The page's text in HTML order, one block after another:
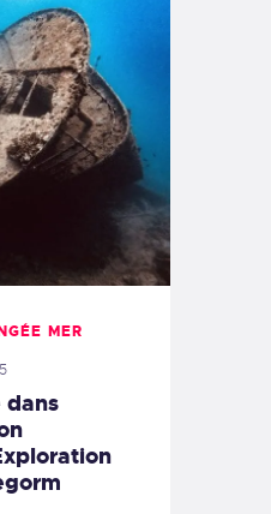
MER
dans